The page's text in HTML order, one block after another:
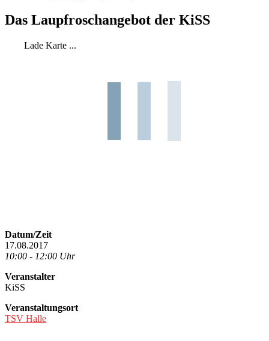
Das Laupfroschangebot der KiSS
Lade Karte ...
Datum/Zeit
17.08.2017
10:00 - 12:00 Uhr
Veranstalter
KiSS
Veranstaltungsort
TSV Halle